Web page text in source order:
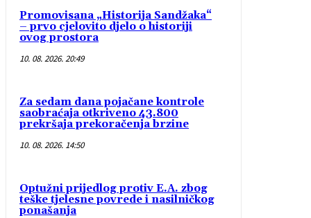
Promovisana „Historija Sandžaka“
– prvo cjelovito djelo o historiji
ovog prostora
10. 08. 2026. 20:49
Za sedam dana pojačane kontrole
saobraćaja otkriveno 43.800
prekršaja prekoračenja brzine
10. 08. 2026. 14:50
Optužni prijedlog protiv E.A. zbog
teške tjelesne povrede i nasilničkog
ponašanja